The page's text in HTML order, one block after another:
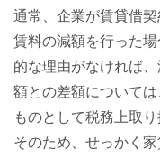
通常、企業が賃貸借
賃料の減額を行った
的な理由がなければ
額との差額について
ものとして税務上取
そのため、せっかく